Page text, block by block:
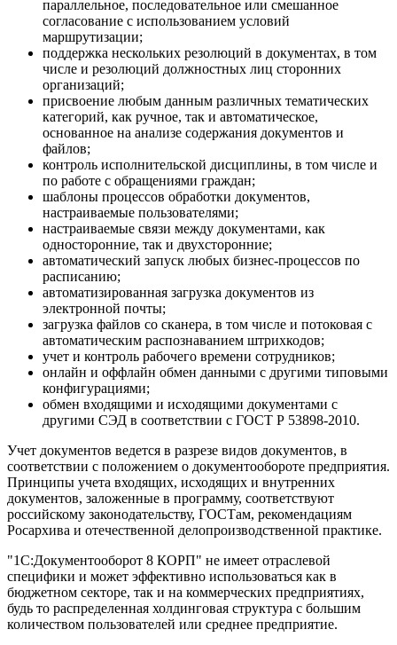
параллельное, последовательное или смешанное
согласование с использованием условий
маршрутизации;
поддержка нескольких резолюций в документах, в том
числе и резолюций должностных лиц сторонних
организаций;
присвоение любым данным различных тематических
категорий, как ручное, так и автоматическое,
основанное на анализе содержания документов и
файлов;
контроль исполнительской дисциплины, в том числе и
по работе с обращениями граждан;
шаблоны процессов обработки документов,
настраиваемые пользователями;
настраиваемые связи между документами, как
односторонние, так и двухсторонние;
автоматический запуск любых бизнес-процессов по
расписанию;
автоматизированная загрузка документов из
электронной почты;
загрузка файлов со сканера, в том числе и потоковая с
автоматическим распознаванием штрихкодов;
учет и контроль рабочего времени сотрудников;
онлайн и оффлайн обмен данными с другими типовыми
конфигурациями;
обмен входящими и исходящими документами с
другими СЭД в соответствии с ГОСТ Р 53898-2010.
Учет документов ведется в разрезе видов документов, в
соответствии с положением о документообороте предприятия.
Принципы учета входящих, исходящих и внутренних
документов, заложенные в программу, соответствуют
российскому законодательству, ГОСТам, рекомендациям
Росархива и отечественной делопроизводственной практике.
"1С:Документооборот 8 КОРП" не имеет отраслевой
специфики и может эффективно использоваться как в
бюджетном секторе, так и на коммерческих предприятиях,
будь то распределенная холдинговая структура с большим
количеством пользователей или среднее предприятие.